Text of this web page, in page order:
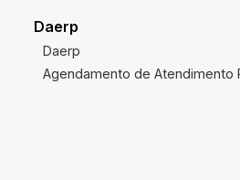
Daerp
Daerp
Agendamento de Atendimento